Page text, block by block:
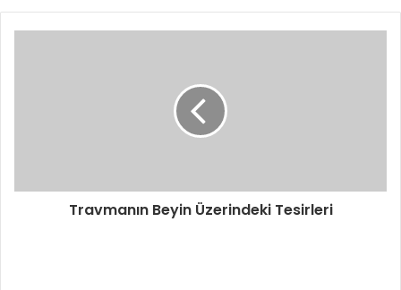
Travmanın Beyin Üzerindeki Tesirleri